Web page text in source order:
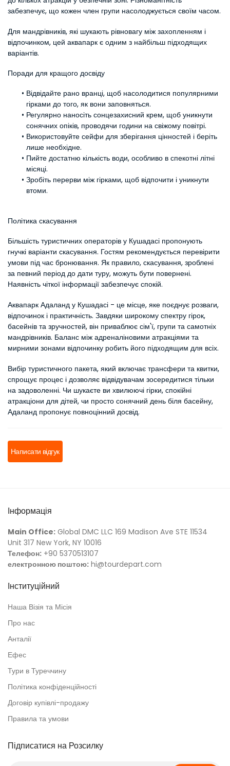
забезпечує, що кожен член групи насолоджується своїм часом.
Для мандрівників, які шукають рівновагу між захопленням і
відпочинком, цей аквапарк є одним з найбільш підходящих
варіантів.
Поради для кращого досвіду
Відвідайте рано вранці, щоб насолодитися популярними
гірками до того, як вони заповняться.
Регулярно наносіть сонцезахисний крем, щоб уникнути
сонячних опіків, проводячи години на свіжому повітрі.
Використовуйте сейфи для зберігання цінностей і беріть
лише необхідне.
Пийте достатню кількість води, особливо в спекотні літні
місяці.
Зробіть перерви між гірками, щоб відпочити і уникнути
втоми.
Політика скасування
Більшість туристичних операторів у Кушадасі пропонують
гнучкі варіанти скасування. Гостям рекомендується перевірити
умови під час бронювання. Як правило, скасування, зроблені
за певний період до дати туру, можуть бути повернені.
Наявність чіткої інформації забезпечує спокій.
Аквапарк Адаланд у Кушадасі - це місце, яке поєднує розваги,
відпочинок і практичність. Завдяки широкому спектру гірок,
басейнів та зручностей, він приваблює сім'ї, групи та самотніх
мандрівників. Баланс між адреналіновими атракціями та
мирними зонами відпочинку робить його підходящим для всіх.
Вибір туристичного пакета, який включає трансфери та квитки,
спрощує процес і дозволяє відвідувачам зосередитися тільки
на задоволенні. Чи шукаєте ви хвилюючі гірки, спокійні
атракціони для дітей, чи просто сонячний день біля басейну,
Адаланд пропонує повноцінний досвід.
Написати відгук
Інформація
Main Office: Global DMC LLC 169 Madison Ave STE 11534
Unit 317 New York, NY 10016
Телефон: +90 5370513107
електронною поштою: hi@tourdepart.com
Інституційний
Наша Візія та Місія
Про нас
Анталії
Ефес
Тури в Туреччину
Політика конфіденційності
Договір купівлі-продажу
Правила та умови
Підписатися на Розсилку